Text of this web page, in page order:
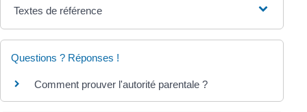
Textes de référence
Questions ? Réponses !
Comment prouver l'autorité parentale ?